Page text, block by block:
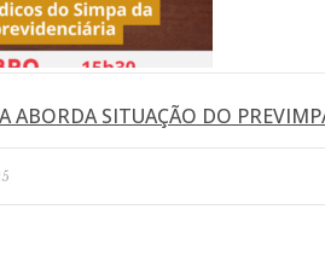
ABORDA SITUAÇÃO DO